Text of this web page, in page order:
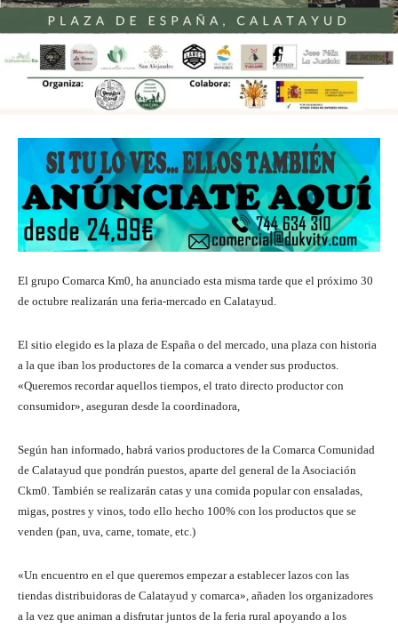
El grupo Comarca Km0, ha anunciado esta misma tarde que el próximo 30
de octubre realizarán una feria-mercado en Calatayud.
El sitio elegido es la plaza de España o del mercado, una plaza con historia
a la que iban los productores de la comarca a vender sus productos.
«Queremos recordar aquellos tiempos, el trato directo productor con
consumidor», aseguran desde la coordinadora,
Según han informado, habrá varios productores de la Comarca Comunidad
de Calatayud que pondrán puestos, aparte del general de la Asociación
Ckm0. También se realizarán catas y una comida popular con ensaladas,
migas, postres y vinos, todo ello hecho 100% con los productos que se
venden (pan, uva, carne, tomate, etc.)
«Un encuentro en el que queremos empezar a establecer lazos con las
tiendas distribuidoras de Calatayud y comarca», añaden los organizadores
a la vez que animan a disfrutar juntos de la feria rural apoyando a los